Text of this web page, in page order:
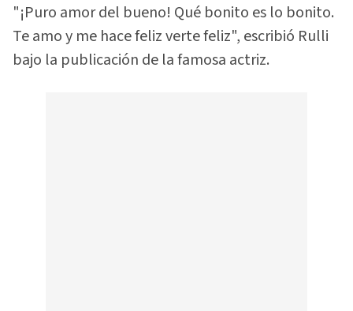
"¡Puro amor del bueno! Qué bonito es lo bonito.
Te amo y me hace feliz verte feliz", escribió Rulli
bajo la publicación de la famosa actriz.